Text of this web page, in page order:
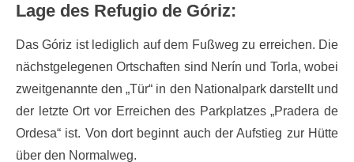
Lage des Refugio de Góriz:
Das Góriz ist lediglich auf dem Fußweg zu erreichen. Die
nächstgelegenen Ortschaften sind Nerín und Torla, wobei
zweitgenannte den „Tür“ in den Nationalpark darstellt und
der letzte Ort vor Erreichen des Parkplatzes „Pradera de
Ordesa“ ist. Von dort beginnt auch der Aufstieg zur Hütte
über den Normalweg.